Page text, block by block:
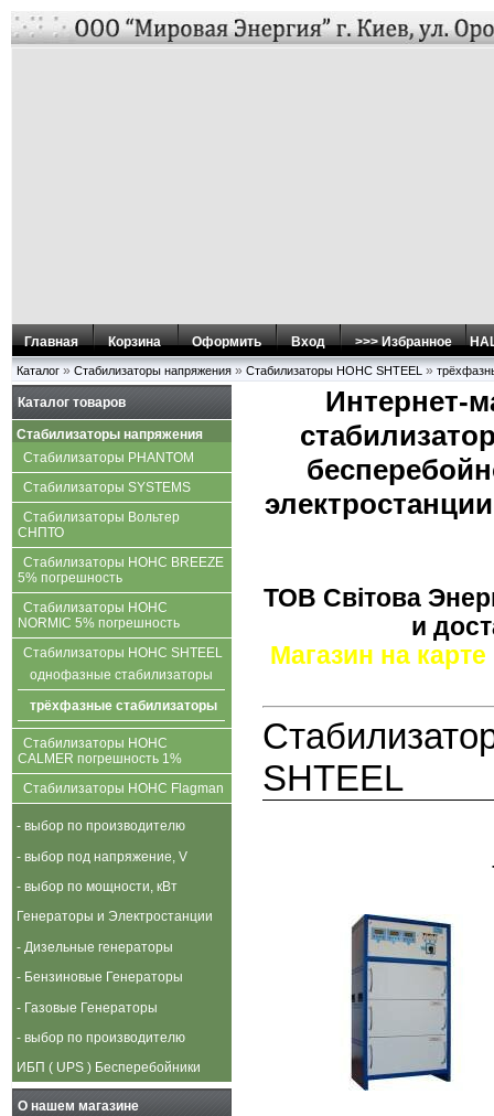
Главная Корзина Оформить Вход >>> Избранное
Каталог » Стабилизаторы напряжения » Стабилизаторы НОНС SHTEEL »
Интернет-
ТОВ Свiтова
и
Магазин на
SHTEEL
Каталог товаров
Стабилизаторы напряжения
Стабилизаторы PHANTOM
Стабилизаторы SYSTEMS
Стабилизаторы Вольтер
СНПТО
Стабилизаторы НОНС BREEZE
5% погрешность
Стабилизаторы НОНС
NORMIC 5% погрешность
Стабилизаторы НОНС SHTEEL
однофазные стабилизаторы
трёхфазные стабилизаторы
Стабилизаторы НОНС
CALMER погрешность 1%
Стабилизаторы НОНС Flagman
- выбор по производителю
- выбор под напряжение, V
- выбор по мощности, кВт
Генераторы и Электростанции
- Дизельные генераторы
- Бензиновые Генераторы
- Газовые Генераторы
- выбор по производителю
ИБП ( UPS ) Бесперебойники
О нашем магазине